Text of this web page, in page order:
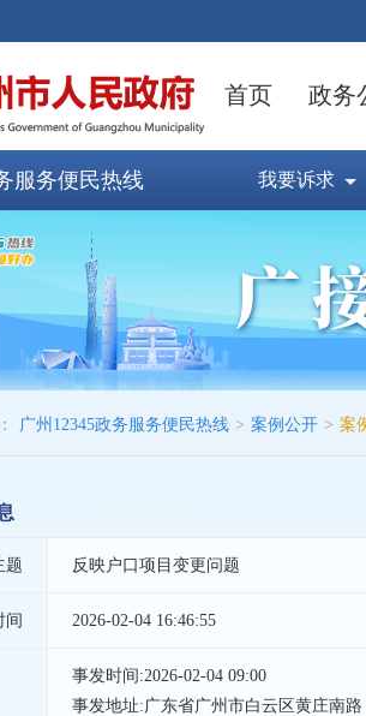
服务便民热线 我要诉求
广州12345政务服务便民热线 > 案例公开 > 案
题 反映户口项目变更问题
间 2026-02-04 16:46:55
事发时间:2026-02-04 09:00
事发地址:广东省广州市白云区黄庄南路